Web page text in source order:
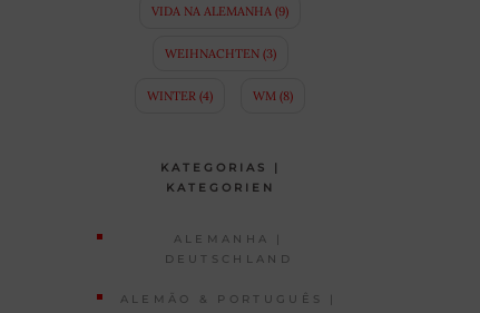
VIDA NA ALEMANHA (9)
WEIHNACHTEN(3)
WINTER (4) WM (8)
KATEGORIAS |
KATEGORIEN
ALEMANHA |
DEUTSCHLAND
ALEMÃO & PORTUGUÊS |